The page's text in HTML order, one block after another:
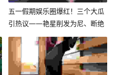
五一假期娱乐圈爆红！三个大瓜
引热议——艳星削发为尼、断绝
父子关系、知名女星被控出轨